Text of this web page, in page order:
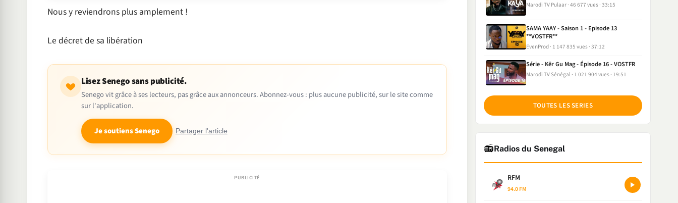
Nous y reviendrons plus amplement !
Le décret de sa libération
Lisez Senego sans publicité.
Senego vit grâce à ses lecteurs, pas grâce aux annonceurs. Abonnez-vous : plus aucune publicité, sur le site comme
sur l'application.
Je soutiens Senego Partager l'article
Marodi TV Pulaar 46 677 vues 33:15
SAMA YAAY - Saison 1 - Episode 13
**VOSTFR**
EvenProd 1 147 835 vues 37:12
Série - Kër Gu Mag - Épisode 16 - VOSTFR
Marodi TV Sénégal 1 021 904 vues 19:51
TOUTES LES SERIES
📻Radios du Senegal
RFM
94.0 FM